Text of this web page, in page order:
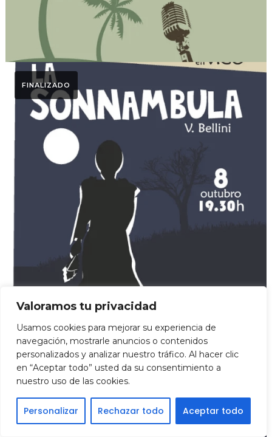
Valoramos tu privacidad
Usamos cookies para mejorar su experiencia de
navegación, mostrarle anuncios o contenidos
personalizados y analizar nuestro tráfico. Al hacer clic
en “Aceptar todo” usted da su consentimiento a
nuestro uso de las cookies.
Personalizar Rechazar todo Aceptar todo
Ópera La Sonnambula
2017
Otoño Lírico
FINALIZADO
FINALIZADO